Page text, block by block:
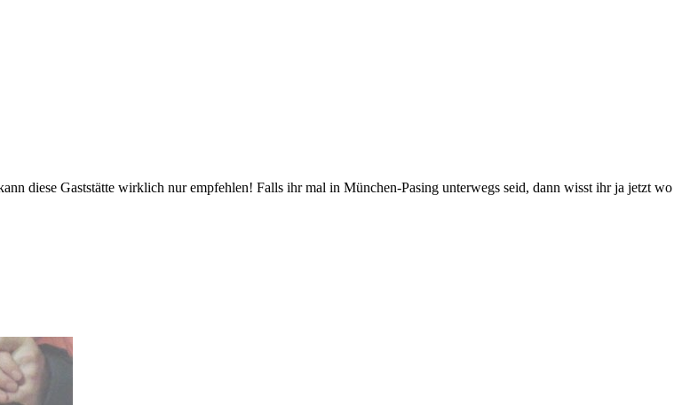
diese Gaststätte wirklich nur empfehlen! Falls ihr mal in München-Pasing unterwegs seid, dann wisst ihr ja jetzt wo